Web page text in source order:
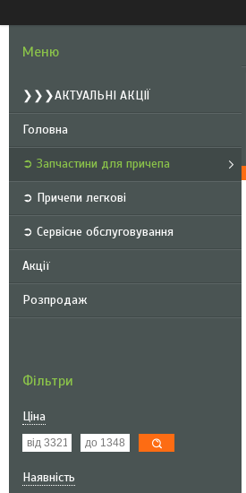
❯❯❯АКТУАЛЬНІ АКЦІЇ
Головна
➲ Запчастини для причепа
➲ Причепи легкові
➲ Сервісне обслуговування
Акції
Розпродаж
Фільтри
Ціна
Наявність